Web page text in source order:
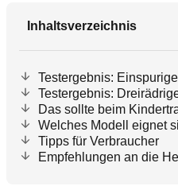
Inhaltsverzeichnis
Testergebnis:
Testergebnis:
Das sollte beim
Welches Modell eignet
Tipps für Verbraucher
Empfehlungen an die